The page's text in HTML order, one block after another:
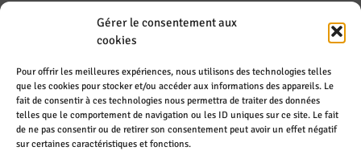
Gérer le consentement aux
cookies
Pour offrir les meilleures expériences, nous utilisons des technologies telles
que les cookies pour stocker et/ou accéder aux informations des appareils. Le
fait de consentir à ces technologies nous permettra de traiter des données
telles que le comportement de navigation ou les ID uniques sur ce site. Le fait
de ne pas consentir ou de retirer son consentement peut avoir un effet négatif
sur certaines caractéristiques et fonctions.
REJOIGNEZ-NOUS SUR LES RÉSEAUX